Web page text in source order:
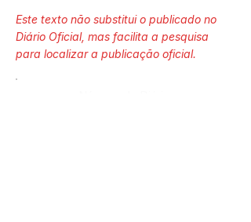
Este texto não substitui o publicado no
Diário Oficial, mas facilita a pesquisa
para localizar a publicação oficial.